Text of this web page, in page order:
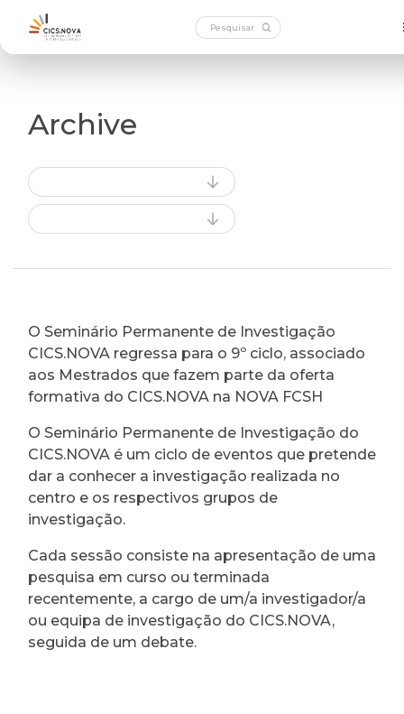
Archive
O Seminário Permanente de Investigação
CICS.NOVA regressa para o 9º ciclo, associado
aos Mestrados que fazem parte da oferta
formativa do CICS.NOVA na NOVA FCSH
O Seminário Permanente de Investigação do
CICS.NOVA é um ciclo de eventos que pretende
dar a conhecer a investigação realizada no
centro e os respectivos grupos de
investigação.
Cada sessão consiste na apresentação de uma
pesquisa em curso ou terminada
recentemente, a cargo de um/a investigador/a
ou equipa de investigação do CICS.NOVA,
seguida de um debate.